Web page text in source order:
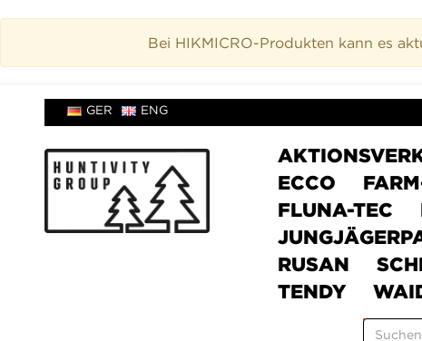
Bei HIKMICRO-Produkten kann es
GER ENG
ECCO
FLUNA-TEC
RUSAN
TENDY